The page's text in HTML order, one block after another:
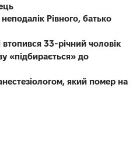
Рівного, батько
33-річний чоловік
«підбирається» до
який помер на